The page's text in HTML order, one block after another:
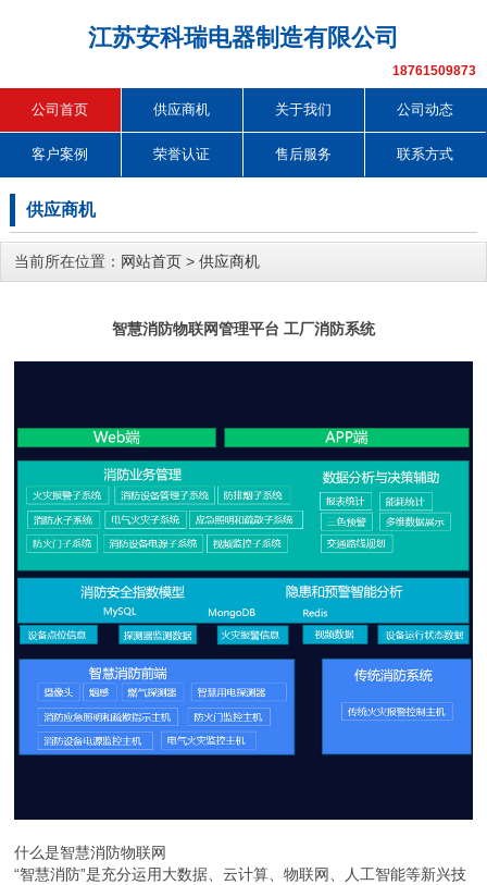
江苏安科瑞电器制造有限公司
18761509873
公司首页 供应商机 关于我们 公司动态
客户案例 荣誉认证 售后服务 联系方式
供应商机
当前所在位置： 网站首页 > 供应商机
智慧消防物联网管理平台 工厂消防系统
什么是智慧消防物联网
“智慧消防”是充分运用大数据、云计算、物联网、人工智能等新兴技